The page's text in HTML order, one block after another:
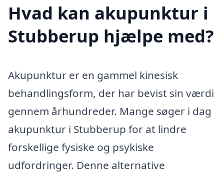
Hvad kan akupunktur i
Stubberup hjælpe med?
Akupunktur er en gammel kinesisk
behandlingsform, der har bevist sin værdi
gennem århundreder. Mange søger i dag
akupunktur i Stubberup for at lindre
forskellige fysiske og psykiske
udfordringer. Denne alternative